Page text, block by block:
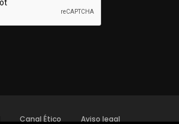
Canal Ético Aviso legal